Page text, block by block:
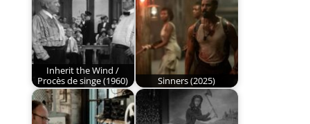
Inherit the Wind /
Procès de singe (1960)
Sinners (2025)